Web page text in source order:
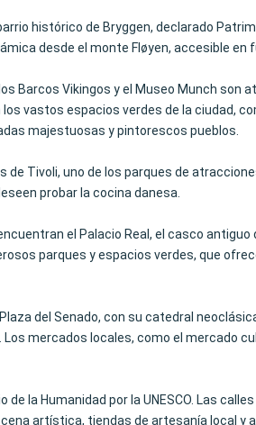
histórico de Bryggen, declarado
desde el monte Fløyen, accesible en
los Barcos Vikingos y el Museo Munch
vastos espacios verdes de la ciudad,
majestuosas y pintorescos pueblos.
Tivoli, uno de los parques de
probar la cocina danesa.
el Palacio Real, el casco
parques y espacios verdes, que
del Senado, con su catedral
mercados locales, como el mercado
la Humanidad por la UNESCO. Las
artística, tiendas de artesanía local y